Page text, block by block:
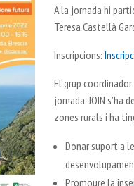
A la jornada hi
Teresa Castellà
Inscripcions:
El grup
jornada. JOIN
zones rurals i ha
Donar suport a
Promoure la